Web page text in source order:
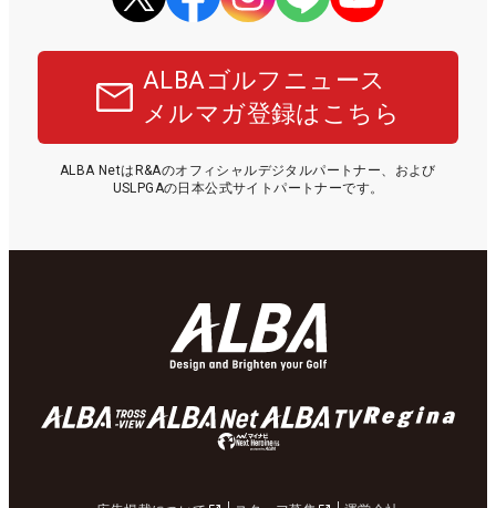
ALBAゴルフニュース
メルマガ登録はこちら
ALBA NetはR&Aのオフィシャルデジタルパートナー、および
USLPGAの日本公式サイトパートナーです。